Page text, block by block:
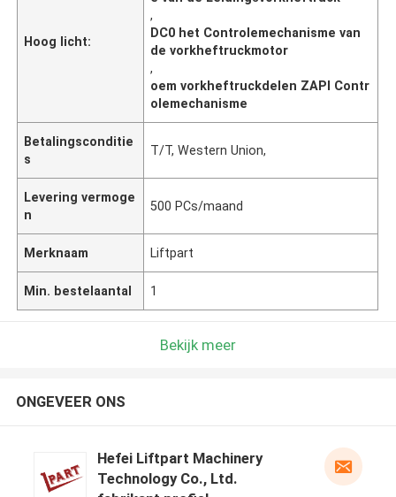
Hoog licht:
,
DC0 het Controlemechanisme van
de vorkheftruckmotor
,
oem vorkheftruckdelen ZAPI Contr
olemechanisme
Betalingsconditie
s
T/T, Western Union,
Levering vermoge
n
500 PCs/maand
Merknaam Liftpart
Min. bestelaantal 1
Bekijk meer
ONGEVEER ONS
Hefei Liftpart Machinery
Technology Co., Ltd.